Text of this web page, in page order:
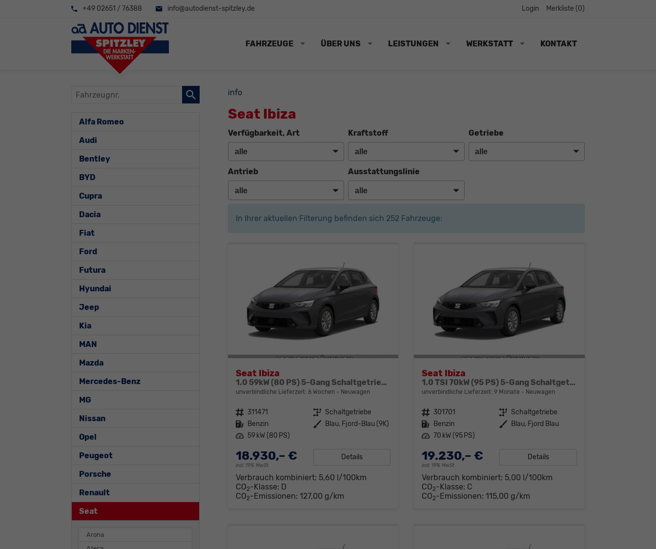
+49 02651 / 76388 info@autodienst-spitzley.de Login Merkliste (0)
FAHRZEUGE ÜBER UNS LEISTUNGEN WERKSTATT KONTAKT
info
Seat Ibiza
Verfügbarkeit, Art Kraftstoff Getriebe
Antrieb Ausstattungslinie
In Ihrer aktuellen Filterung befinden sich 252Fahrzeuge:
Seat Ibiza
1.0 59kW (80 PS) 5-Gang Schaltgetriebe
unverbindliche Lieferzeit: 6 Wochen Neuwagen
Fahrzeugnr. 311471 Getriebe Schaltgetriebe
Kraftstoff Benzin Außenfarbe Blau, Fjord-Blau (9K)
Leistung 59 kW (80 PS)
18.930,– €
incl. 19% MwSt.
Details
Verbrauch kombiniert: 5,60 l/100km
CO2-Klasse: D
CO2-Emissionen: 127,00 g/km
Seat Ibiza
1.0 TSI 70kW (95 PS) 5-Gang Schaltgetriebe
unverbindliche Lieferzeit:9 Monate Neuwagen
Fahrzeugnr. 301701 Getriebe Schaltgetriebe
Kraftstoff Benzin Außenfarbe Blau, Fjord Blau
Leistung 70 kW (95 PS)
19.230,– €
incl. 19% MwSt.
Details
Verbrauch kombiniert: 5,00 l/100km
CO2-Klasse: C
CO2-Emissionen:115,00 g/km
Fahrzeugnr.
Alfa Romeo
Audi
Bentley
BYD
Cupra
Dacia
Fiat
Ford
Futura
Hyundai
Jeep
Kia
MAN
Mazda
Mercedes-Benz
MG
Nissan
Opel
Peugeot
Porsche
Renault
Seat
Arona